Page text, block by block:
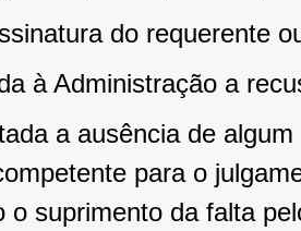
do requerente
à Administração a
a ausência de
para o
o suprimento da falta